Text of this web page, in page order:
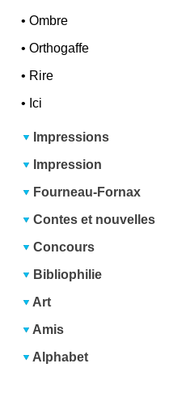
•Ombre
•Orthogaffe
• Rire
• Ici
Impressions
Impression
Fourneau-Fornax
Contes et nouvelles
Concours
Bibliophilie
Art
Amis
Alphabet